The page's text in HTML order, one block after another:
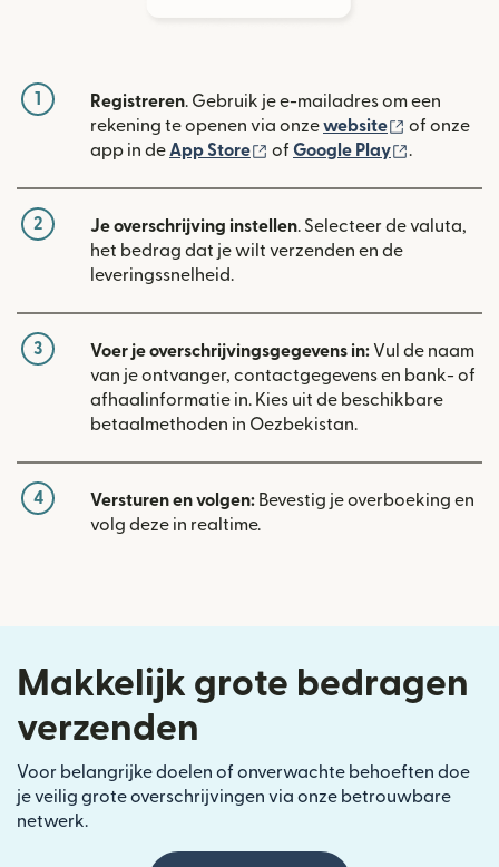
1 Registreren. Gebruik je e-mailadres om een
rekening te openen via onzewebsite (wordt
of onze
app in de App Store (wordt geopend in een
of Google Play .
2 Je overschrijving instellen. Selecteer de valuta,
het bedrag dat je wilt verzenden en de
leveringssnelheid.
3 Voer je overschrijvingsgegevens in: Vul de naam
van je ontvanger, contactgegevens en bank- of
afhaalinformatie in. Kies uit de beschikbare
betaalmethoden in Oezbekistan.
4 Versturen en volgen: Bevestig je overboeking en
volg deze in realtime.
Makkelijk grote bedragen
verzenden
Voor belangrijke doelen of onverwachte behoeften doe
je veilig grote overschrijvingen via onze betrouwbare
netwerk.